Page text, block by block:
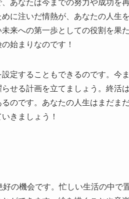
あなたは今までの努力や成功を
に注いだ情熱が、あなたの人生
来への第一歩としての役割を果
始まりなのです！
定することもできるのです。今
せる計画を立てましょう。終活
のです。あなたの人生はまだま
きましょう！
の機会です。忙しい生活の中で